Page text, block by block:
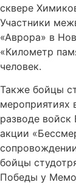
сквере
Участники
«Аврора» в
«Километр
человек.
Также бойцы
мероприятиях
разводе войск
акции
бойцы
Победы у